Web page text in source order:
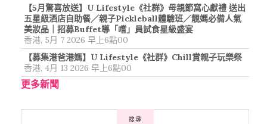
【5月驚喜放送】U Lifestyle《社群》母親節窩心獻禮 送出
五星級酒店自助餐／親子Pickleball體驗班／靚媽必備人氣
美妝品｜招募Buffet導「嚐」員試食星級盛宴
香港, 5月 7 2026 早上6點00
【募集港爸港媽】U Lifestyle《社群》Chill賞親子玩樂祭
香港, 4月 13 2026 早上6點00
更多新聞
搜尋